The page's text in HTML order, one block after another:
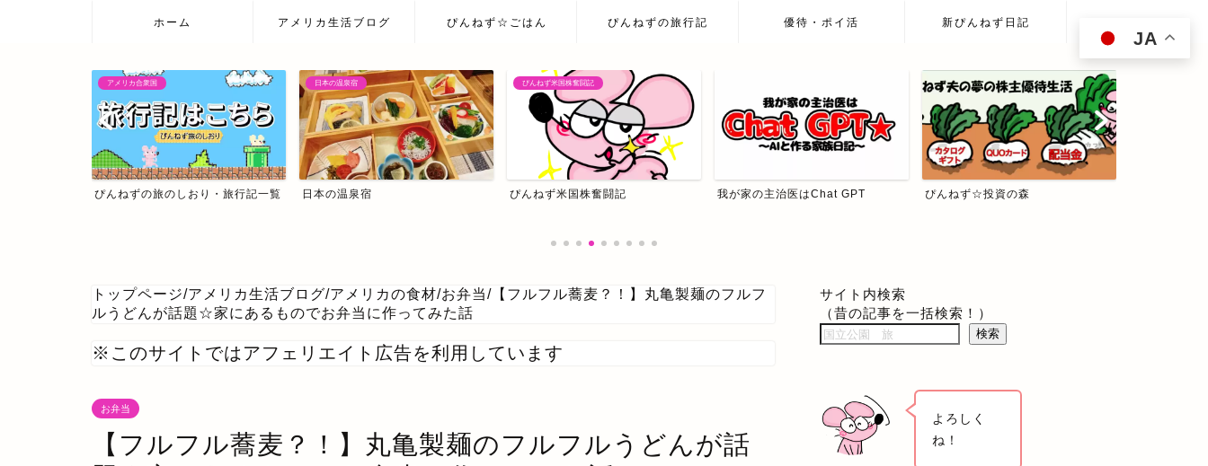
ホーム アメリカ生活ブログ ぴんねず☆ごはん ぴんねずの旅行記 優待・ポイ活 新ぴんねず日記
アメリカ合衆国
ぴんねずの旅のしおり・旅行記一覧
日本の温泉宿
日本の温泉宿
ぴんねず米国株奮闘記
ぴんねず米国株奮闘記 我が家の主治医はChat GPT ぴんねず☆投資の森
トップページ/アメリカ生活ブログ/アメリカの食材/お弁当/ 【フルフル蕎麦？！】丸亀製麺のフルフ
ルうどんが話題☆家にあるものでお弁当に作ってみた話
※このサイトではアフェリエイト広告を利用しています
お弁当
【フルフル蕎麦？！】丸亀製麺のフルフルうどんが話
サイト内検索
（昔の記事を一括検索！）
検索
よろしく
ね！
JA